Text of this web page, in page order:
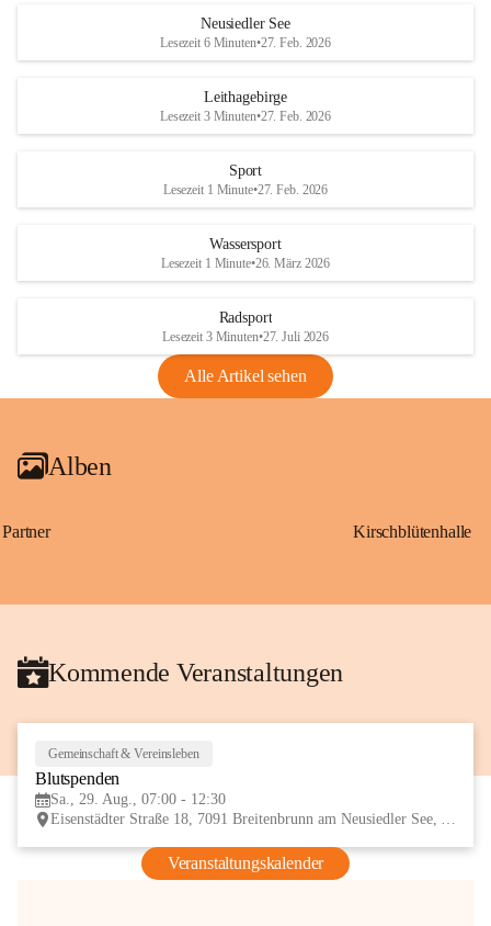
S
und den daraus folgenden wirtschaftlichen
Maßnahmen zur Bekämpfung
Rebe und der Amerikanischen
Anhang VBl. EU Nr. 18
1 Seite•1,4 MB
VBl. EU Nr. 18_2026
r
S
Neusiedler See
Lesezeit 6 Minuten•27. Feb. 2026
Leithagebirge
Lesezeit 3 Minuten•27. Feb. 2026
Sport
Lesezeit 1 Minute•27. Feb. 2026
Wassersport
Lesezeit 1 Minute•26. März 2026
Radsport
Lesezeit 3 Minuten•27. Juli 2026
Alle Artikel sehen
Alben
Partner Kirschblütenhalle
Kommende Veranstaltungen
Gemeinschaft & Vereinsleben
Blutspenden
Sa., 29. Aug., 07:00 - 12:30
Eisenstädter Straße 18, 7091 Breitenbrunn am Neusiedler See, AUT
Veranstaltungskalender